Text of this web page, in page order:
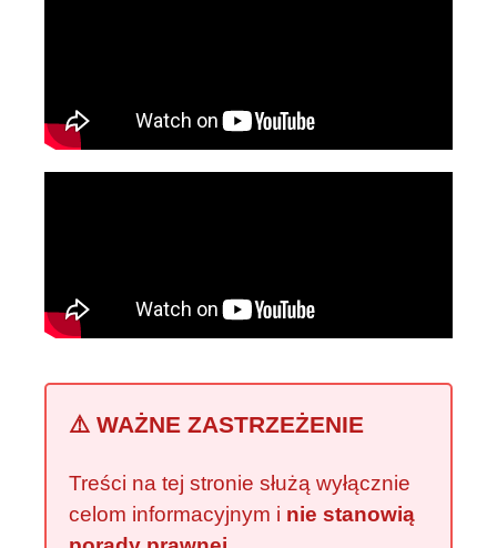
⚠️ WAŻNE ZASTRZEŻENIE
Treści na tej stronie służą wyłącznie
celom informacyjnym i nie stanowią